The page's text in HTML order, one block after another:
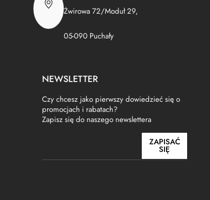
Żwirowa 72/Moduł 29,
05-090 Puchały
NEWSLETTER
Czy chcesz jako pierwszy dowiedzieć się o
promocjach i rabatach?
Zapisz się do naszego newslettera
a
ZAPISAĆ
SIĘ